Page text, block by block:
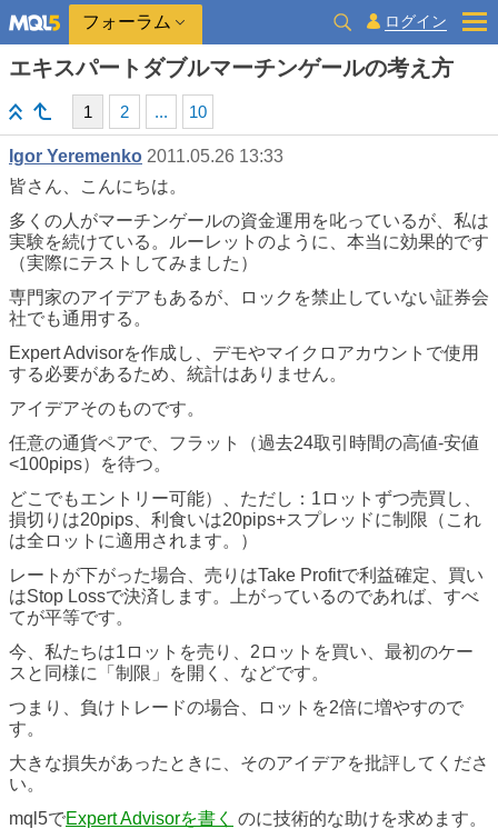
フォーラム ログイン
エキスパートダブルマーチンゲールの考え方
1 2 ... 10
Igor Yeremenko 2011.05.26 13:33
皆さん、こんにちは。
多くの人がマーチンゲールの資金運用を叱っているが、私は
実験を続けている。ルーレットのように、本当に効果的です
（実際にテストしてみました）
専門家のアイデアもあるが、ロックを禁止していない証券会
社でも通用する。
Expert Advisorを作成し、デモやマイクロアカウントで使用
する必要があるため、統計はありません。
アイデアそのものです。
任意の通貨ペアで、フラット（過去24取引時間の高値-安値
<100pips）を待つ。
どこでもエントリー可能）、ただし：1ロットずつ売買し、
損切りは20pips、利食いは20pips+スプレッドに制限（これ
は全ロットに適用されます。）
レートが下がった場合、売りはTake Profitで利益確定、買い
はStop Lossで決済します。上がっているのであれば、すべ
てが平等です。
今、私たちは1ロットを売り、2ロットを買い、最初のケー
スと同様に「制限」を開く、などです。
つまり、負けトレードの場合、ロットを2倍に増やすので
す。
大きな損失があったときに、そのアイデアを批評してくださ
い。
mql5でExpert Advisorを書く のに技術的な助けを求めます。